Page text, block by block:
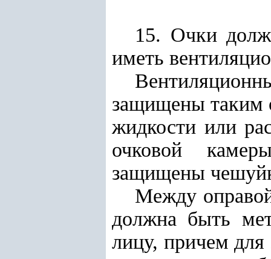
15. Очки
иметь
защищены таким
жидкости или
очковой
защищены
Между
должна быть
лицу, причем